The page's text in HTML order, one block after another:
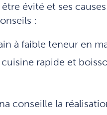
évité et ses
:
à faible teneur en
rapide et
conseille la